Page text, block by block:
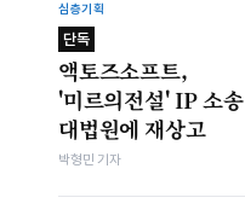
심층기획
단독
액토즈소프트,
'미르의전설' IP 소송
대법원에 재상고
박형민 기자